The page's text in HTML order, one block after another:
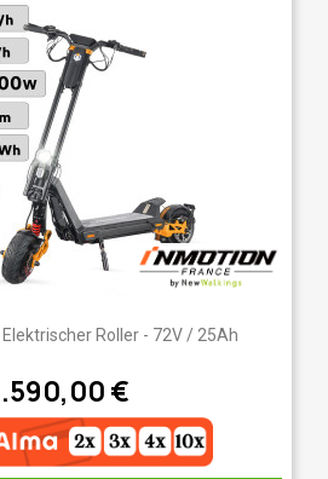
Roller - 72V / 25Ah
€